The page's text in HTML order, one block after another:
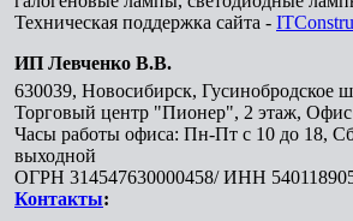
Техническая поддержка сайта -
ИП Левченко В.В.
630039, Новосибирск, Гусинобродское
Торговый центр "Пионер", 2 этаж,
Часы работы офиса: Пн-Пт с 10 до 18,
выходной
ОГРН 314547630000458/ ИНН
Контакты: